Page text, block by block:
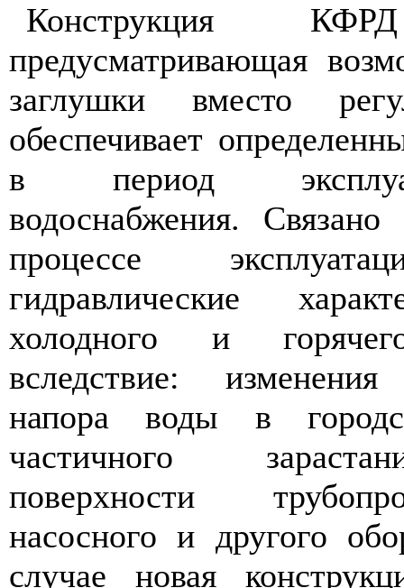
Конструкция
предусматривающая
заглушки вместо
обеспечивает
в период
водоснабжения.
процессе
гидравлические
холодного и
вследствие: изменения
напора воды в
частичного
поверхности
насосного и другого
случае новая